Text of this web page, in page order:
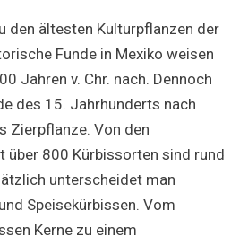
den ältesten Kulturpflanzen der
Funde in Mexiko weisen
Jahren v. Chr. nach. Dennoch
des 15. Jahrhunderts nach
Zierpflanze. Von den
über 800 Kürbissorten sind rund
unterscheidet man
Speisekürbissen. Vom
Kerne zu einem